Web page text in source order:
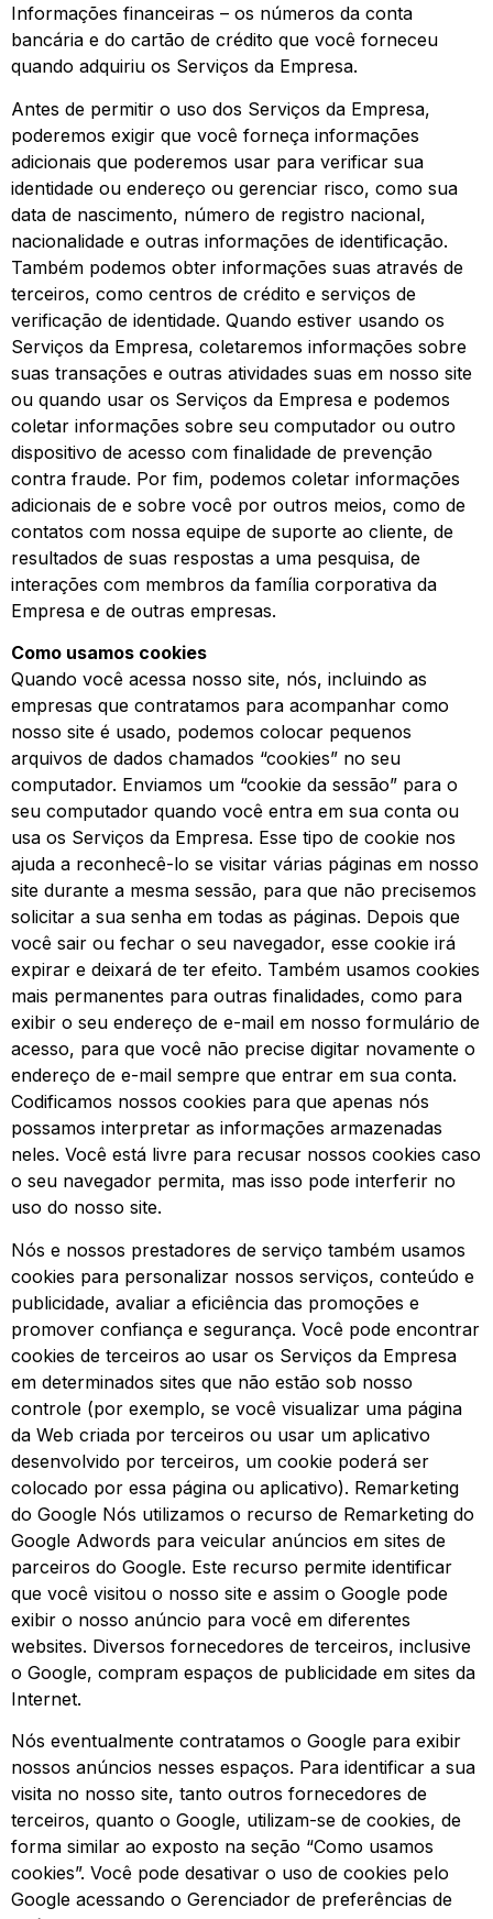
Informações financeiras – os números da conta
bancária e do cartão de crédito que você forneceu
quando adquiriu os Serviços da Empresa.
Antes de permitir o uso dos Serviços da Empresa,
poderemos exigir que você forneça informações
adicionais que poderemos usar para verificar sua
identidade ou endereço ou gerenciar risco, como sua
data de nascimento, número de registro nacional,
nacionalidade e outras informações de identificação.
Também podemos obter informações suas através de
terceiros, como centros de crédito e serviços de
verificação de identidade. Quando estiver usando os
Serviços da Empresa, coletaremos informações sobre
suas transações e outras atividades suas em nosso site
ou quando usar os Serviços da Empresa e podemos
coletar informações sobre seu computador ou outro
dispositivo de acesso com finalidade de prevenção
contra fraude. Por fim, podemos coletar informações
adicionais de e sobre você por outros meios, como de
contatos com nossa equipe de suporte ao cliente, de
resultados de suas respostas a uma pesquisa, de
interações com membros da família corporativa da
Empresa e de outras empresas.
Como usamos cookies
Quando você acessa nosso site, nós, incluindo as
empresas que contratamos para acompanhar como
nosso site é usado, podemos colocar pequenos
arquivos de dados chamados “cookies” no seu
computador. Enviamos um “cookie da sessão” para o
seu computador quando você entra em sua conta ou
usa os Serviços da Empresa. Esse tipo de cookie nos
ajuda a reconhecê-lo se visitar várias páginas em nosso
site durante a mesma sessão, para que não precisemos
solicitar a sua senha em todas as páginas. Depois que
você sair ou fechar o seu navegador, esse cookie irá
expirar e deixará de ter efeito. Também usamos cookies
mais permanentes para outras finalidades, como para
exibir o seu endereço de e-mail em nosso formulário de
acesso, para que você não precise digitar novamente o
endereço de e-mail sempre que entrar em sua conta.
Codificamos nossos cookies para que apenas nós
possamos interpretar as informações armazenadas
neles. Você está livre para recusar nossos cookies caso
o seu navegador permita, mas isso pode interferir no
uso do nosso site.
Nós e nossos prestadores de serviço também usamos
cookies para personalizar nossos serviços, conteúdo e
publicidade, avaliar a eficiência das promoções e
promover confiança e segurança. Você pode encontrar
cookies de terceiros ao usar os Serviços da Empresa
em determinados sites que não estão sob nosso
controle (por exemplo, se você visualizar uma página
da Web criada por terceiros ou usar um aplicativo
desenvolvido por terceiros, um cookie poderá ser
colocado por essa página ou aplicativo). Remarketing
do Google Nós utilizamos o recurso de Remarketing do
Google Adwords para veicular anúncios em sites de
parceiros do Google. Este recurso permite identificar
que você visitou o nosso site e assim o Google pode
exibir o nosso anúncio para você em diferentes
websites. Diversos fornecedores de terceiros, inclusive
o Google, compram espaços de publicidade em sites da
Internet.
Nós eventualmente contratamos o Google para exibir
nossos anúncios nesses espaços. Para identificar a sua
visita no nosso site, tanto outros fornecedores de
terceiros, quanto o Google, utilizam-se de cookies, de
forma similar ao exposto na seção “Como usamos
cookies”. Você pode desativar o uso de cookies pelo
Google acessando o Gerenciador de preferências de